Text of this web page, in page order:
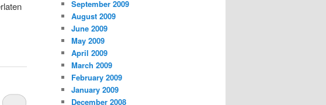
September 2009
August 2009
June 2009
May 2009
April 2009
March 2009
February 2009
January 2009
December 2008